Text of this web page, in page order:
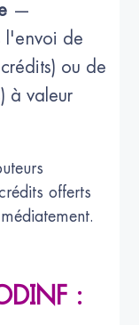
—
l'envoi de
ou de
à valeur
offerts
: